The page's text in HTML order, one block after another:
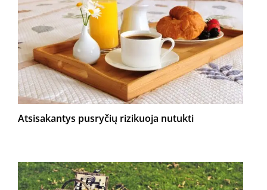
Atsisakantys pusryčių rizikuoja nutukti